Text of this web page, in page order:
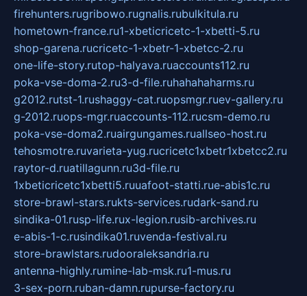
firehunters.rugribowo.rugnalis.rubulkitula.ru
hometown-france.ru1-xbeticricetc-1-xbetti-5.ru
shop-garena.rucricetc-1-xbetr-1-xbetcc-2.ru
one-life-story.rutop-halyava.ruaccounts112.ru
poka-vse-doma-2.ru3-d-file.ruhahahaharms.ru
g2012.rutst-1.rushaggy-cat.ruopsmgr.ruev-gallery.ru
g-2012.ruops-mgr.ruaccounts-112.rucsm-demo.ru
poka-vse-doma2.ruairgungames.ruallseo-host.ru
tehosmotre.ruvarieta-yug.rucricetc1xbetr1xbetcc2.ru
raytor-d.ruatillagunn.ru3d-file.ru
1xbeticricetc1xbetti5.ruuafoot-statti.rue-abis1c.ru
store-brawl-stars.rukts-services.rudark-sand.ru
sindika-01.rusp-life.rux-legion.rusib-archives.ru
e-abis-1-c.rusindika01.ruvenda-festival.ru
store-brawlstars.rudooraleksandria.ru
antenna-highly.rumine-lab-msk.ru1-mus.ru
3-sex-porn.ruban-damn.rupurse-factory.ru